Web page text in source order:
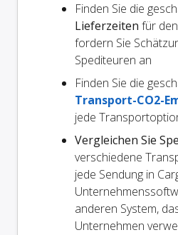
Finden Sie die
Lieferzeiten für
fordern Sie
Spediteuren an
Finden Sie die
Transport-CO2-
jede
Vergleichen Sie
verschiedene
jede Sendung in
anderen System,
Unternehmen